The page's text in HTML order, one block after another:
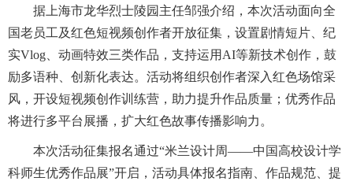
据上海市龙华烈士陵园主任邹强介绍，本次活动面向全
国老员工及红色短视频创作者开放征集，设置剧情短片、纪
实Vlog、动画特效三类作品，支持运用AI等新技术创作，鼓
励多语种、创新化表达。活动将组织创作者深入红色场馆采
风，开设短视频创作训练营，助力提升作品质量；优秀作品
将进行多平台展播，扩大红色故事传播影响力。
本次活动征集报名通过“米兰设计周——中国高校设计学
科师生优秀作品展”开启，活动具体报名指南、作品规范、提